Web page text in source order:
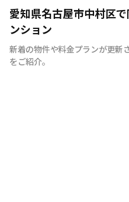
全国の主要都市を中心に、
ーマンションやマンスリー
す。大学受験、単身赴任な
ける『BraTTo×weekly＆
い。 敷金・礼金はかかりま
愛知県名古屋市中村区
ンション
新着の物件や料金プランが更新
をご紹介。